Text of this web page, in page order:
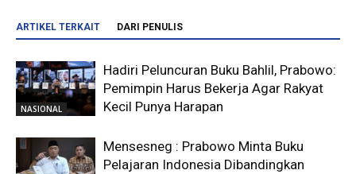
ARTIKEL TERKAIT DARI PENULIS
NASIONAL
Hadiri Peluncuran Buku Bahlil, Prabowo:
Pemimpin Harus Bekerja Agar Rakyat
Kecil Punya Harapan
Mensesneg : Prabowo Minta Buku
Pelajaran Indonesia Dibandingkan